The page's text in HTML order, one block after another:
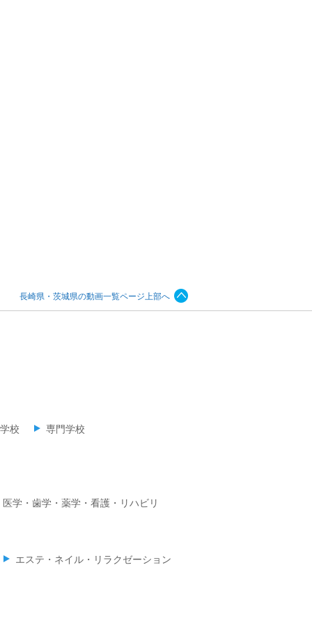
長崎県・茨城県の動画一覧ページ上部へ
校 専門学校
医学・歯学・薬学・看護・リハビリ
エステ・ネイル・リラクゼーション